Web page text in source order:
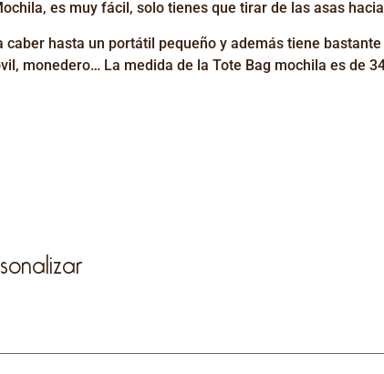
es muy fácil, solo tienes que tirar de las asas
caber hasta un portátil pequeño y además tiene
monedero… La medida de la Tote Bag mochila es de